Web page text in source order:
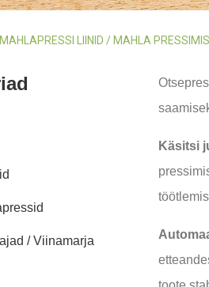
MAHLAPRESSI LIINID / MAHLA
/ Viinamarja
Käsitsi